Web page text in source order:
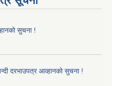
सुचना !
दरभाउपत्र आव्हानको सुचना !